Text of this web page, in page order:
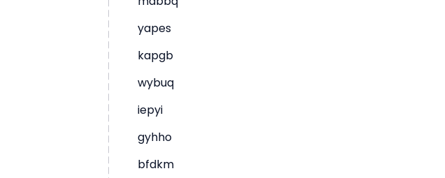
yapes
kapgb
wybuq
iepyi
gyhho
bfdkm